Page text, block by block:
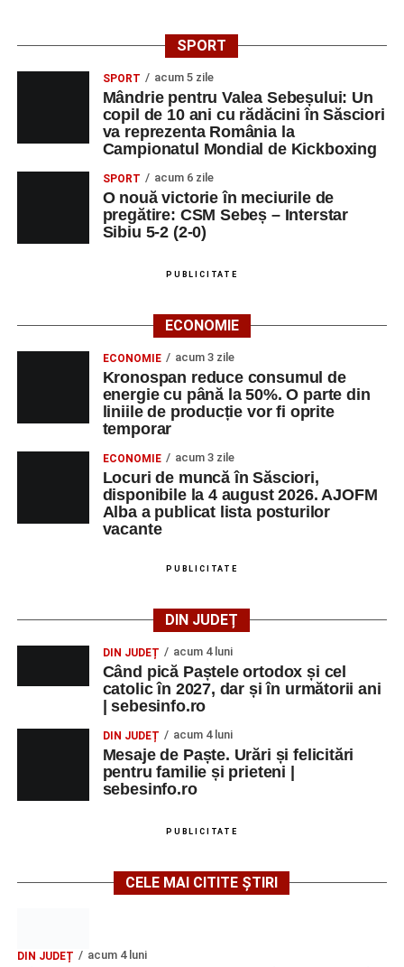
SPORT
SPORT acum 5 zile
Mândrie pentru Valea Sebeșului: Un
copil de 10 ani cu rădăcini în Săsciori
va reprezenta România la
Campionatul Mondial de Kickboxing
SPORT acum 6 zile
O nouă victorie în meciurile de
pregătire: CSM Sebeș – Interstar
Sibiu 5-2 (2-0)
PUBLICITATE
ECONOMIE
ECONOMIE acum 3 zile
Kronospan reduce consumul de
energie cu până la 50%. O parte din
liniile de producție vor fi oprite
temporar
ECONOMIE acum 3 zile
Locuri de muncă în Săsciori,
disponibile la 4 august 2026. AJOFM
Alba a publicat lista posturilor
vacante
PUBLICITATE
DIN JUDEȚ
DIN JUDEȚ acum 4 luni
Când pică Paștele ortodox și cel
catolic în 2027, dar și în următorii ani
| sebesinfo.ro
DIN JUDEȚ acum 4 luni
Mesaje de Paște. Urări și felicitări
pentru familie și prieteni |
sebesinfo.ro
PUBLICITATE
CELE MAI CITITE ȘTIRI
DIN JUDEȚ acum 4 luni